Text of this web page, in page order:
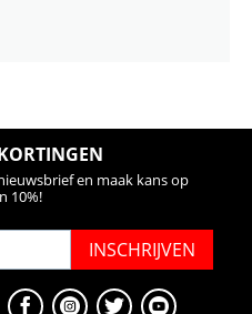
en maak kans op
10%!
INSCHRIJVEN